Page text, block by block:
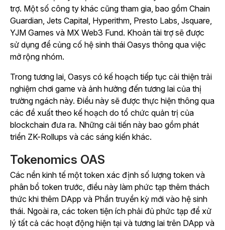
trợ. Một số công ty khác cũng tham gia, bao gồm Chain
Guardian, Jets Capital, Hyperithm, Presto Labs, Jsquare,
YJM Games và MX Web3 Fund. Khoản tài trợ sẽ được
sử dụng để củng cố hệ sinh thái Oasys thông qua việc
mở rộng nhóm.
Trong tương lai, Oasys có kế hoạch tiếp tục cải thiện trải
nghiệm chơi game và ảnh hưởng đến tương lai của thị
trường ngách này. Điều này sẽ được thực hiện thông qua
các đề xuất theo kế hoạch do tổ chức quản trị của
blockchain đưa ra. Những cải tiến này bao gồm phát
triển ZK-Rollups và các sáng kiến khác.
Tokenomics OAS
Các nền kinh tế một token xác định số lượng token và
phân bổ token trước, điều này làm phức tạp thêm thách
thức khi thêm DApp và Phần truyền kỳ mới vào hệ sinh
thái. Ngoài ra, các token tiện ích phải đủ phức tạp để xử
lý tất cả các hoạt động hiện tại và tương lai trên DApp và